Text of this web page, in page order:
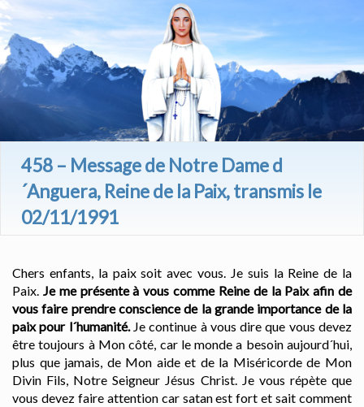
458 – Message de Notre Dame d
´Anguera, Reine de la Paix, transmis le
02/11/1991
Chers enfants, la paix soit avec vous. Je suis la Reine de la
Paix. Je me présente à vous comme Reine de la Paix afin de
vous faire prendre conscience de la grande importance de la
paix pour l´humanité.Je continue à vous dire que vous devez
être toujours à Mon côté, car le monde a besoin aujourd´hui,
plus que jamais, de Mon aide et de la Miséricorde de Mon
Divin Fils, Notre Seigneur Jésus Christ. Je vous répète que
vous devez faire attention car satan est fort et sait comment